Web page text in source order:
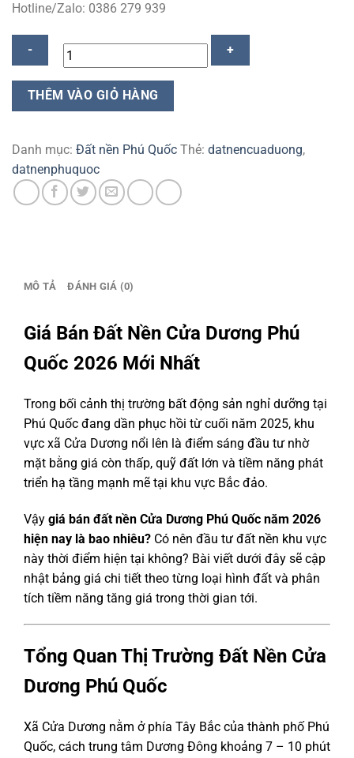
Hotline/Zalo: 0386 279 939
Giá
Nền
Cửa
Dương
Phú
Hotline:
279
939
THÊM VÀO GIỎ HÀNG
Danh mục: Đất nền Phú Quốc Thẻ: datnencuaduong,
datnenphuquoc
MÔ TẢ ĐÁNH GIÁ (0)
Giá Bán Đất Nền Cửa Dương Phú
Quốc 2026 Mới Nhất
Trong bối cảnh thị trường bất động sản nghỉ dưỡng tại
Phú Quốc đang dần phục hồi từ cuối năm 2025, khu
vực xã Cửa Dương nổi lên là điểm sáng đầu tư nhờ
mặt bằng giá còn thấp, quỹ đất lớn và tiềm năng phát
triển hạ tầng mạnh mẽ tại khu vực Bắc đảo.
Vậy giá bán đất nền Cửa Dương Phú Quốc năm 2026
hiện nay là bao nhiêu? Có nên đầu tư đất nền khu vực
này thời điểm hiện tại không? Bài viết dưới đây sẽ cập
nhật bảng giá chi tiết theo từng loại hình đất và phân
tích tiềm năng tăng giá trong thời gian tới.
Tổng Quan Thị Trường Đất Nền Cửa
Dương Phú Quốc
Xã Cửa Dương nằm ở phía Tây Bắc của thành phố Phú
Quốc, cách trung tâm Dương Đông khoảng 7 – 10 phút